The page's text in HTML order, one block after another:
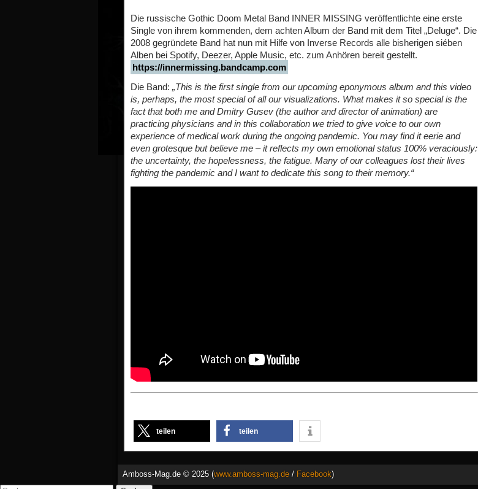
Die russische Gothic Doom Metal Band INNER MISSING veröffentlichte eine erste
Single von ihrem kommenden, dem achten Album der Band mit dem Titel „Deluge“. Die
2008 gegründete Band hat nun mit Hilfe von Inverse Records alle bisherigen siében
Alben bei Spotify, Deezer, Apple Music, etc. zum Anhören bereit gestellt.
https://innermissing.bandcamp.com
Die Band: „This is the first single from our upcoming eponymous album and this video
is, perhaps, the most special of all our visualizations. What makes it so special is the
fact that both me and Dmitry Gusev (the author and director of animation) are
practicing physicians and in this collaboration we tried to give voice to our own
experience of medical work during the ongoing pandemic. You may find it eerie and
even grotesque but believe me – it reflects my own emotional status 100% veraciously:
the uncertainty, the hopelessness, the fatigue. Many of our colleagues lost their lives
fighting the pandemic and I want to dedicate this song to their memory.“
teilen teilen
Amboss-Mag.de © 2025 (www.amboss-mag.de / Facebook)